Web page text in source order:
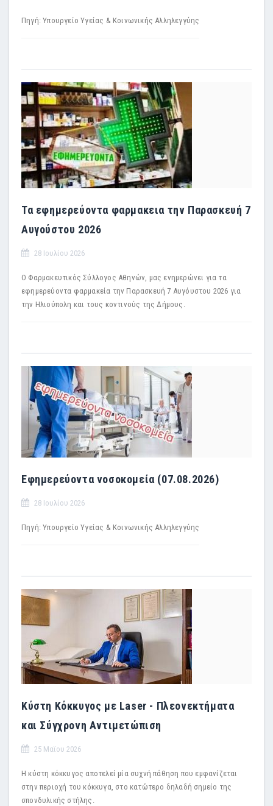
Πηγή: Υπουργείο Υγείας & Κοινωνικής Αλληλεγγύης
Τα εφημερεύοντα φαρμακεια την Παρασκευή 7
Αυγούστου 2026
28 Ιουλίου 2026
Ο Φαρμακευτικός Σύλλογος Αθηνών, μας ενημερώνει για τα
εφημερεύοντα φαρμακεία την Παρασκευή 7 Αυγόυστου 2026 για
την Ηλιούπολη και τους κοντινούς της Δήμους.
Εφημερεύοντα νοσοκομεία (07.08.2026)
28 Ιουλίου 2026
Πηγή: Υπουργείο Υγείας & Κοινωνικής Αλληλεγγύης
Κύστη Κόκκυγος με Laser - Πλεονεκτήματα
και Σύγχρονη Αντιμετώπιση
25 Μαϊου 2026
Η κύστη κόκκυγος αποτελεί μία συχνή πάθηση που εμφανίζεται
στην περιοχή του κόκκυγα, στο κατώτερο δηλαδή σημείο της
σπονδυλικής στήλης.